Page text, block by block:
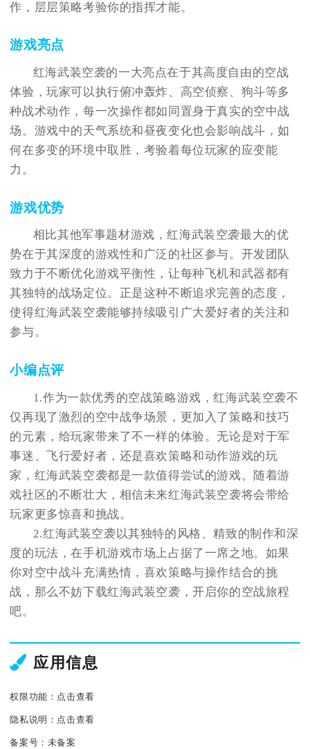
作，层层策略考验你的指挥才能。
游戏亮点
红海武装空袭的一大亮点在于其高度自由的空战
体验，玩家可以执行俯冲轰炸、高空侦察、狗斗等多
种战术动作，每一次操作都如同置身于真实的空中战
场。游戏中的天气系统和昼夜变化也会影响战斗，如
何在多变的环境中取胜，考验着每位玩家的应变能
力。
游戏优势
相比其他军事题材游戏，红海武装空袭最大的优
势在于其深度的游戏性和广泛的社区参与。开发团队
致力于不断优化游戏平衡性，让每种飞机和武器都有
其独特的战场定位。正是这种不断追求完善的态度，
使得红海武装空袭能够持续吸引广大爱好者的关注和
参与。
小编点评
1.作为一款优秀的空战策略游戏，红海武装空袭不
仅再现了激烈的空中战争场景，更加入了策略和技巧
的元素，给玩家带来了不一样的体验。无论是对于军
事迷、飞行爱好者，还是喜欢策略和动作游戏的玩
家，红海武装空袭都是一款值得尝试的游戏。随着游
戏社区的不断壮大，相信未来红海武装空袭将会带给
玩家更多惊喜和挑战。
2.红海武装空袭以其独特的风格、精致的制作和深
度的玩法，在手机游戏市场上占据了一席之地。如果
你对空中战斗充满热情，喜欢策略与操作结合的挑
战，那么不妨下载红海武装空袭，开启你的空战旅程
吧。
应用信息
权限功能： 点击查看
隐私说明： 点击查看
备案号： 未备案